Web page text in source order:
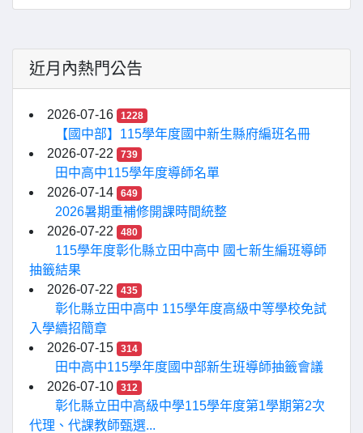
近月內熱門公告
2026-07-16 1228
【國中部】115學年度國中新生縣府編班名冊
2026-07-22
739
田中高中115學年度導師名單
2026-07-14
649
2026暑期重補修開課時間統整
2026-07-22
480
115學年度彰化縣立田中高中 國七新生編班導師
抽籤結果
2026-07-22
435
彰化縣立田中高中 115學年度高級中等學校免試
入學續招簡章
2026-07-15
314
田中高中115學年度國中部新生班導師抽籤會議
2026-07-10
312
彰化縣立田中高級中學115學年度第1學期第2次
代理、代課教師甄選...